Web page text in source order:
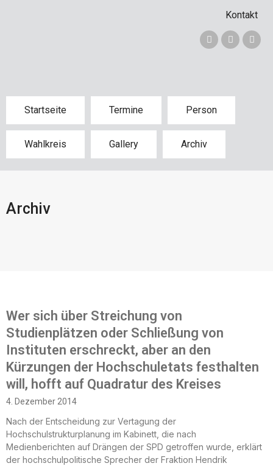
Kontakt
Startseite Termine Person
Wahlkreis Gallery Archiv
Archiv
Wer sich über Streichung von
Studienplätzen oder Schließung von
Instituten erschreckt, aber an den
Kürzungen der Hochschuletats festhalten
will, hofft auf Quadratur des Kreises
4. Dezember 2014
Nach der Entscheidung zur Vertagung der
Hochschulstrukturplanung im Kabinett, die nach
Medienberichten auf Drängen der SPD getroffen wurde, erklärt
der hochschulpolitische Sprecher der Fraktion Hendrik